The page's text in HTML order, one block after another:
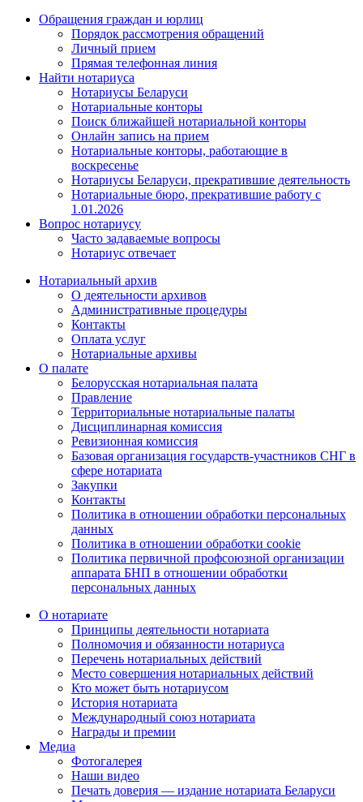
Обращения граждан и юрлиц
Порядок рассмотрения обращений
Личный прием
Прямая телефонная линия
Найти нотариуса
Нотариусы Беларуси
Нотариальные конторы
Поиск ближайшей нотариальной конторы
Онлайн запись на прием
Нотариальные конторы, работающие в
воскресенье
Нотариусы Беларуси, прекратившие деятельность
Нотариальные бюро, прекратившие работу с
1.01.2026
Вопрос нотариусу
Часто задаваемые вопросы
Нотариус отвечает
Нотариальный архив
О деятельности архивов
Административные процедуры
Контакты
Оплата услуг
Нотариальные архивы
О палате
Белорусская нотариальная палата
Правление
Территориальные нотариальные палаты
Дисциплинарная комиссия
Ревизионная комиссия
Базовая организация государств-участников СНГ в
сфере нотариата
Закупки
Контакты
Политика в отношении обработки персональных
данных
Политика в отношении обработки cookie
Политика первичной профсоюзной организации
аппарата БНП в отношении обработки
персональных данных
О нотариате
Принципы деятельности нотариата
Полномочия и обязанности нотариуса
Перечень нотариальных действий
Место совершения нотариальных действий
Кто может быть нотариусом
История нотариата
Международный союз нотариата
Награды и премии
Медиа
Фотогалерея
Наши видео
Печать доверия — издание нотариата Беларуси